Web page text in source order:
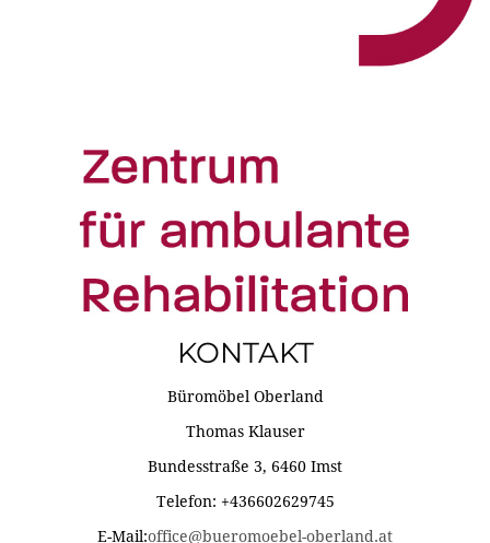
KONTAKT
Büromöbel Oberland
Thomas Klauser
Bundesstraße 3, 6460 Imst
Telefon: +436602629745
E-Mail:office@bueromoebel-oberland.at